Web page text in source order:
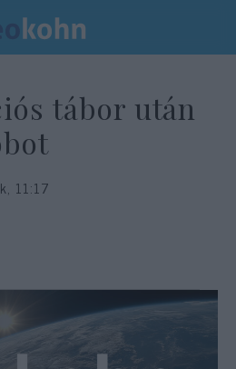
tábor után
11:17